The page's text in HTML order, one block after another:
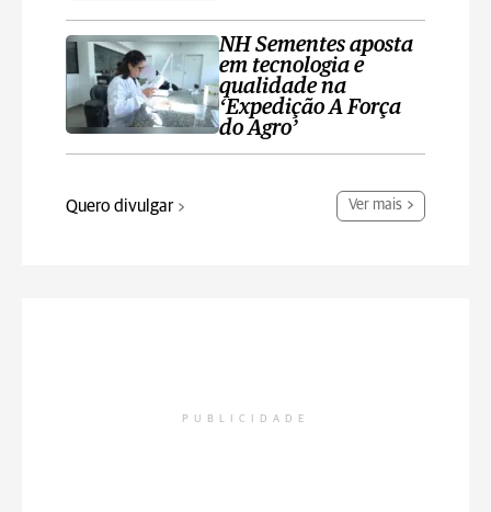
NH Sementes aposta
em tecnologia e
qualidade na
‘Expedição A Força
do Agro’
Quero divulgar Ver mais
PUBLICIDADE